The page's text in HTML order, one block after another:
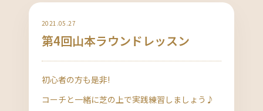
2021.05.27
第4回山本ラウンドレッスン
初心者の方も是非!
コーチと一緒に芝の上で実践練習しましょう♪